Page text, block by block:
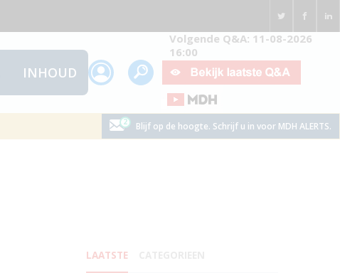
INHOUD
Volgende Q&A: 11-08-2026
16:00
Blijf op de hoogte. Schrijf u in voor MDH ALERTS.
LAATSTE